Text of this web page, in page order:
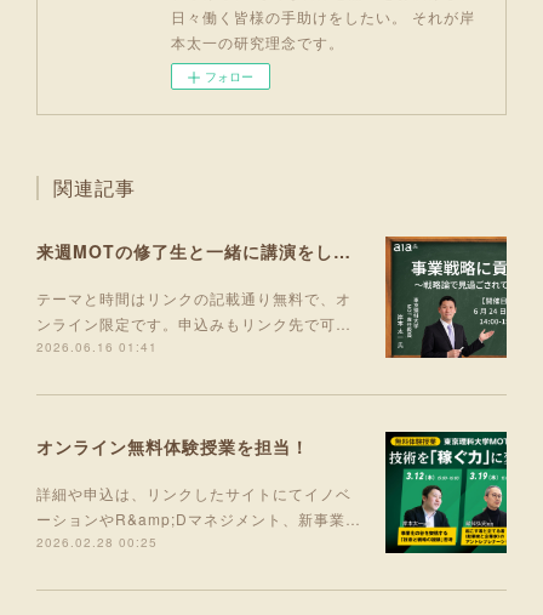
日々働く皆様の手助けをしたい。 それが岸
本太一の研究理念です。
フォロー
関連記事
来週MOTの修了生と一緒に講演をします！
テーマと時間はリンクの記載通り無料で、オ
ンライン限定です。申込みもリンク先で可…
2026.06.16 01:41
オンライン無料体験授業を担当！
詳細や申込は、リンクしたサイトにてイノベ
ーションやR&amp;Dマネジメント、新事業…
2026.02.28 00:25